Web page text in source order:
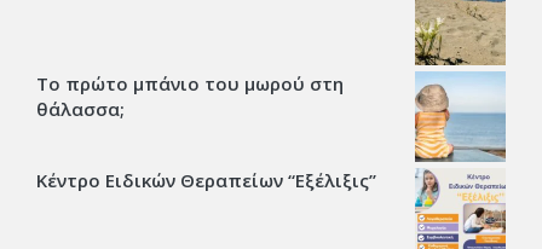
Το πρώτο μπάνιο του μωρού στη
θάλασσα;
Κέντρο Ειδικών Θεραπείων “Εξέλιξις’’